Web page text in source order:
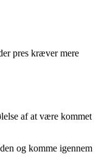
pres kræver mere
af at være kommet
og komme igennem